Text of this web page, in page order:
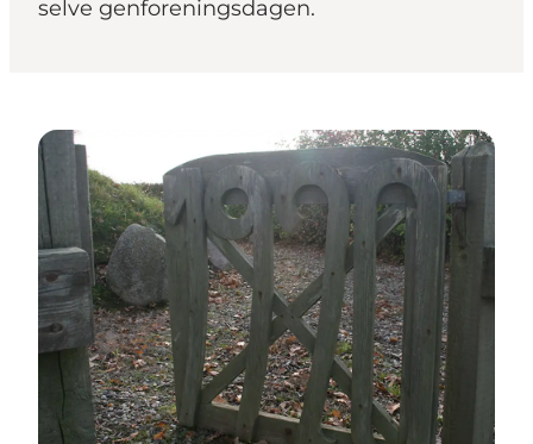
selve genforeningsdagen.